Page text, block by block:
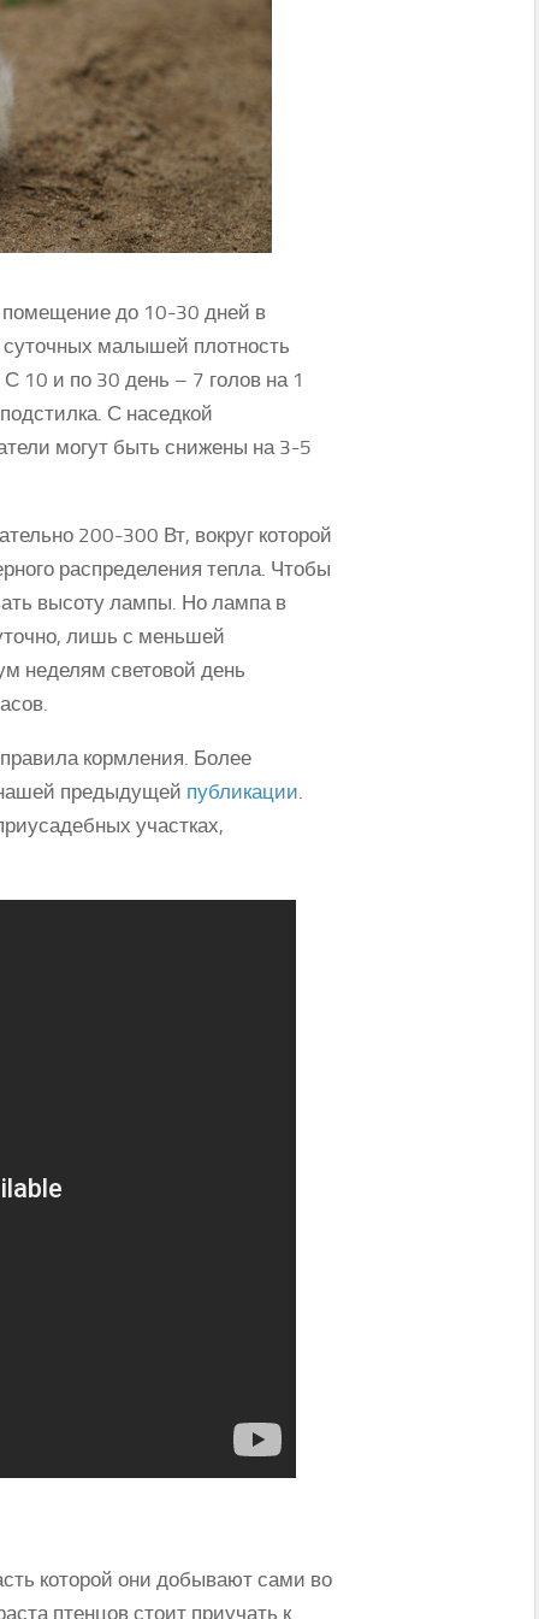
до 10-30 дней в
малышей плотность
10 и по 30 день – 7 голов на 1
С наседкой
могут быть снижены на 3-5
200-300 Вт, вокруг которой
распределения тепла. Чтобы
высоту лампы. Но лампа в
лишь с меньшей
неделям световой день
кормления. Более
предыдущей публикации
участках,
которой они добывают сами во
птенцов стоит приучать к